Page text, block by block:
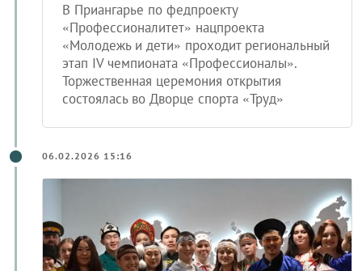
В Приангарье по федпроекту
«Профессионалитет» нацпроекта
«Молодежь и дети» проходит региональный
этап IV чемпионата «Профессионалы».
Торжественная церемония открытия
состоялась во Дворце спорта «Труд»
06.02.2026 15:16